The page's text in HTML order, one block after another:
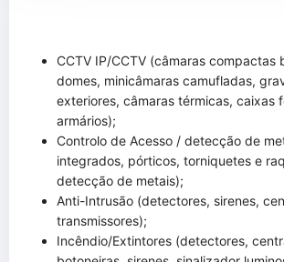
CCTV IP/CCTV (câmaras compactas
domes, minicâmaras camufladas,
exteriores, câmaras térmicas, caixas
armários);
Controlo de Acesso / detecção de
integrados, pórticos, torniquetes e
detecção de metais);
Anti-Intrusão (detectores, sirenes,
transmissores);
Incêndio/Extintores (detectores,